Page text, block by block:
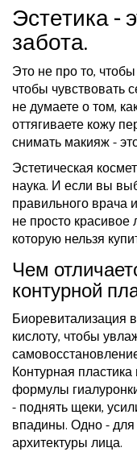
Эстетика -
забота.
Это не про то,
чтобы чувствовать
не думаете о том,
оттягиваете кожу
снимать макияж -
Эстетическая
наука. И если вы
правильного врача
не просто
которую нельзя
Чем
контурной
Биоревитализация
кислоту, чтобы
Контурная
формулы
- поднять щеки,
впадины. Одно - для
архитектуры лица.